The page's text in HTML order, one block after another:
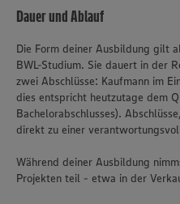
Dauer und Ablauf
Die Form deiner Ausbildung gilt
BWL-Studium. Sie dauert in der
zwei Abschlüsse: Kaufmann im
dies entspricht heutzutage dem
Bachelorabschlusses).
direkt zu einer
Während deiner Ausbildung
Projekten teil - etwa in der